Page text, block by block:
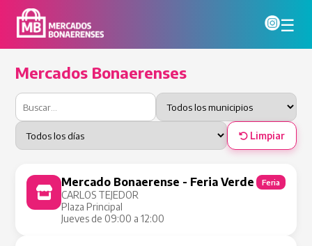
☰
Mercados Bonaerenses
Limpiar
Mercado Bonaerense - Feria Verde
CARLOS TEJEDOR
Plaza Principal
Jueves de 09:00 a 12:00
Feria